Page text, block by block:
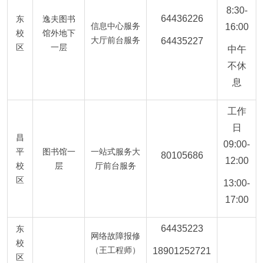
东
校
区
逸夫图书
馆外地下
一层
信息中心服务
大厅前台服务
64436226
64435227
8:30-
16:00
中午
不休
息
昌
平
校
区
图书馆一
层
一站式服务大
厅前台服务
80105686
工作
日
09:00-
12:00
13:00-
17:00
东
校
区
网络故障报修
（王工程师）
64435223
18901252721